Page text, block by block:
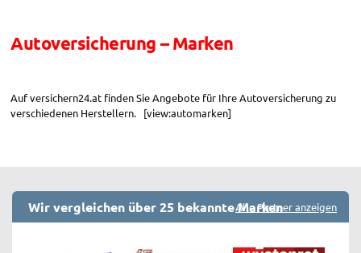
Autoversicherung – Marken
Auf versichern24.at finden Sie Angebote für Ihre Autoversicherung zu
verschiedenen Herstellern. [view:automarken]
Wir vergleichen über 25 bekannte MarkenAlle Partner anzeigen